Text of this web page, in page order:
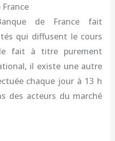
de France fait
qui diffusent le cours
fait à titre purement
il existe une autre
chaque jour à 13 h
des acteurs du marché